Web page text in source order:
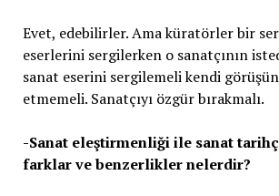
Evet, edebilirler. Ama küratörler bir
eserlerini sergilerken o sanatçının
sanat eserini sergilemeli kendi
etmemeli. Sanatçıyı özgür bırakmalı.
-Sanat eleştirmenliği ile sanat
farklar ve benzerlikler nelerdir?